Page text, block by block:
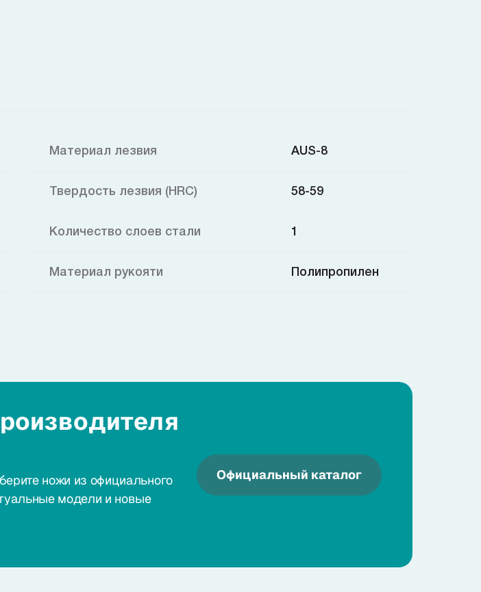
Материал лезвия AUS-8
Твердость лезвия (HRC) 58-59
Количество слоев стали 1
Материал рукояти Полипропилен
ножи из официального
модели и новые
Официальный каталог